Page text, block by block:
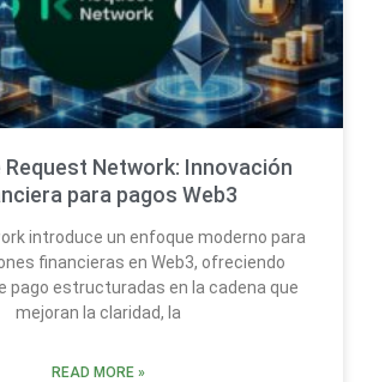
Request Network: Innovación
para pagos Web3
introduce un enfoque moderno para
financieras en Web3, ofreciendo
pago estructuradas en la cadena que
mejoran la claridad, la
READ MORE »